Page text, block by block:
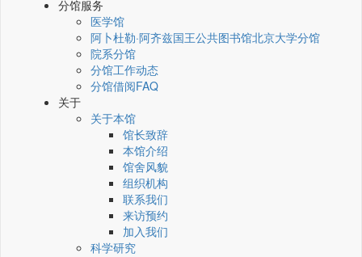
分馆服务
医学馆
阿卜杜勒·阿齐兹国王公共图书馆北京大学分馆
院系分馆
分馆工作动态
分馆借阅FAQ
关于
关于本馆
馆长致辞
本馆介绍
馆舍风貌
组织机构
联系我们
来访预约
加入我们
科学研究